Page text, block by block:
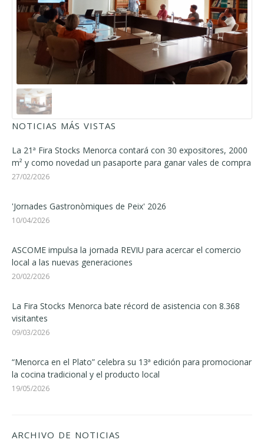
NOTICIAS MÁS VISTAS
La 21ª Fira Stocks Menorca contará con 30 expositores, 2000
m² y como novedad un pasaporte para ganar vales de compra
27/02/2026
'Jornades Gastronòmiques de Peix' 2026
10/04/2026
ASCOME impulsa la jornada REVIU para acercar el comercio
local a las nuevas generaciones
20/02/2026
La Fira Stocks Menorca bate récord de asistencia con 8.368
visitantes
09/03/2026
“Menorca en el Plato” celebra su 13ª edición para promocionar
la cocina tradicional y el producto local
19/05/2026
ARCHIVO DE NOTICIAS